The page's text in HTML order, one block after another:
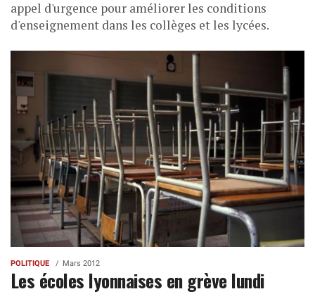
appel d'urgence pour améliorer les conditions
d'enseignement dans les collèges et les lycées.
POLITIQUE Mars 2012
Les écoles lyonnaises en grève lundi